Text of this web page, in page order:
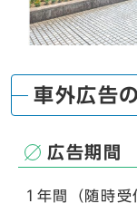
車外広告
広告期間
1年間（随時受